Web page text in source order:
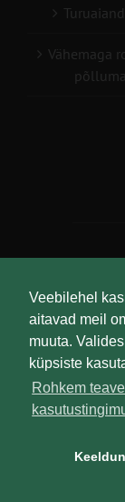
Veebilehel
aitavad meil
muuta.
küpsiste
Rohkem
Keeldun
Vähemaga